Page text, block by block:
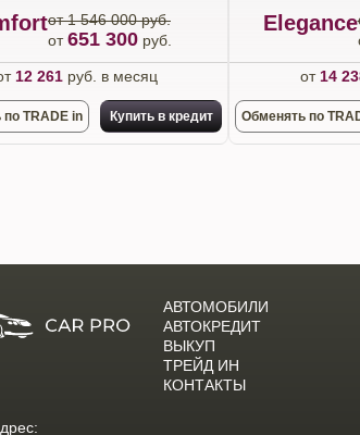
от 1 546 000 руб.
от651 300 руб.
12 261руб. в месяц
TRADE in Купить в кредит
Elegance
от 14
Обменять по
АВТОМОБИЛИ
АВТОКРЕДИТ
ВЫКУП
ТРЕЙД ИН
КОНТАКТЫ